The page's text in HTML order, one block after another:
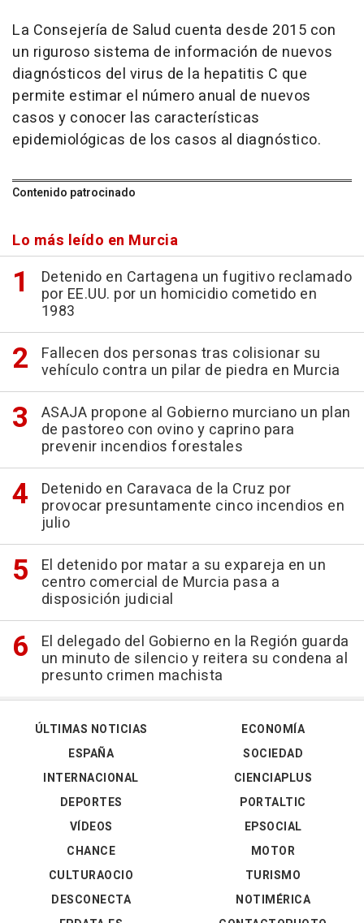
La Consejería de Salud cuenta desde 2015 con
un riguroso sistema de información de nuevos
diagnósticos del virus de la hepatitis C que
permite estimar el número anual de nuevos
casos y conocer las características
epidemiológicas de los casos al diagnóstico.
Contenido patrocinado
Lo más leído en Murcia
Detenido en Cartagena un fugitivo reclamado
por EE.UU. por un homicidio cometido en
1983
Fallecen dos personas tras colisionar su
vehículo contra un pilar de piedra en Murcia
ASAJA propone al Gobierno murciano un plan
de pastoreo con ovino y caprino para
prevenir incendios forestales
Detenido en Caravaca de la Cruz por
provocar presuntamente cinco incendios en
julio
El detenido por matar a su expareja en un
centro comercial de Murcia pasa a
disposición judicial
El delegado del Gobierno en la Región guarda
un minuto de silencio y reitera su condena al
presunto crimen machista
ÚLTIMAS NOTICIAS
ESPAÑA
INTERNACIONAL
DEPORTES
VÍDEOS
ECONOMÍA
SOCIEDAD
CIENCIAPLUS
PORTALTIC
EPSOCIAL
CHANCE
CULTURAOCIO
DESCONECTA
MOTOR
TURISMO
NOTIMÉRICA